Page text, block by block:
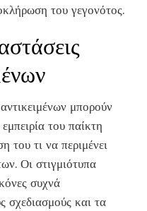
του γεγονότος.
μπορούν
του παίκτη
του τι να περιμένει
Οι στιγμιότυπα
συχνά
σχεδιασμούς και τα